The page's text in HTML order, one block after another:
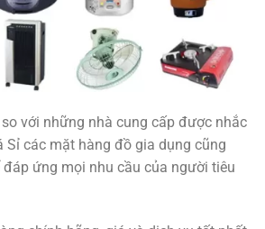
với những nhà cung cấp được nhắc
Sỉ các mặt hàng đồ gia dụng cũng
đáp ứng mọi nhu cầu của người tiêu